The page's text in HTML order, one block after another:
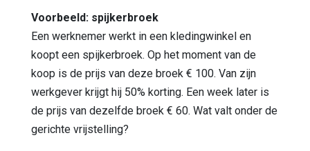
Voorbeeld: spijkerbroek
Een werknemer werkt in een kledingwinkel en
koopt een spijkerbroek. Op het moment van de
koop is de prijs van deze broek € 100. Van zijn
werkgever krijgt hij 50% korting. Een week later is
de prijs van dezelfde broek € 60. Wat valt onder de
gerichte vrijstelling?